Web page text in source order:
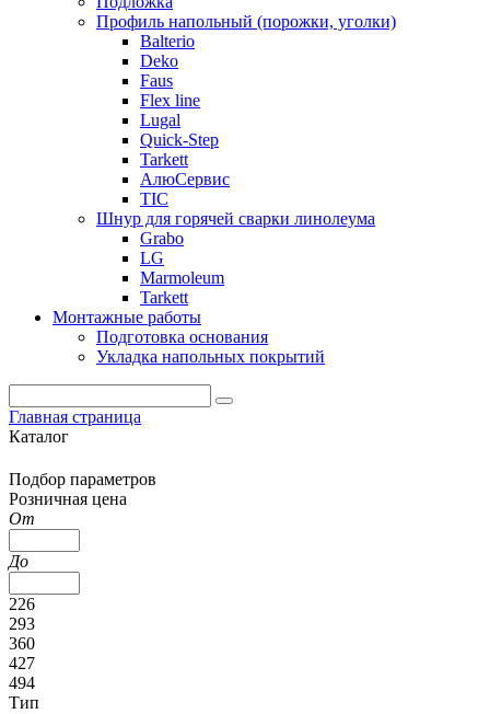
Профиль напольный (порожки, уголки)
Balterio
Deko
Faus
Flex line
Lugal
Quick-Step
Tarkett
АлюСервис
ТІС
Шнур для горячей сварки линолеума
Grabo
LG
Marmoleum
Tarkett
Монтажные работы
Подготовка основания
Укладка напольных покрытий
Главная страница
Каталог
Подбор параметров
Розничная цена
От
До
226
293
360
427
494
Тип